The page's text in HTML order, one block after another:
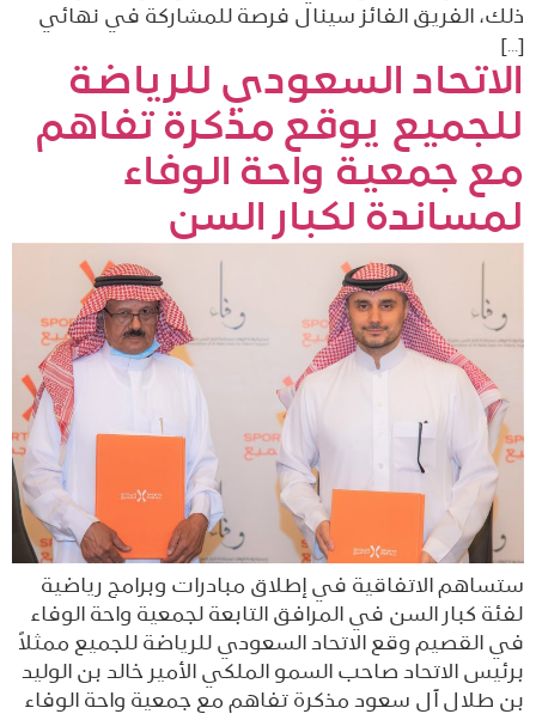
ذلك، الفريق الفائز سينال فرصة للمشاركة في نهائي
[…]
الاتحاد السعودي للرياضة
للجميع يوقع مذكرة تفاهم
مع جمعية واحة الوفاء
لمساندة لكبار السن
ستساهم الاتفاقية في إطلاق مبادرات وبرامج رياضية
لفئة كبار السن في المرافق التابعة لجمعية واحة الوفاء
في القصيم وقع الاتحاد السعودي للرياضة للجميع ممثلاً
برئيس الاتحاد صاحب السمو الملكي الأمير خالد بن الوليد
بن طلال آل سعود مذكرة تفاهم مع جمعية واحة الوفاء